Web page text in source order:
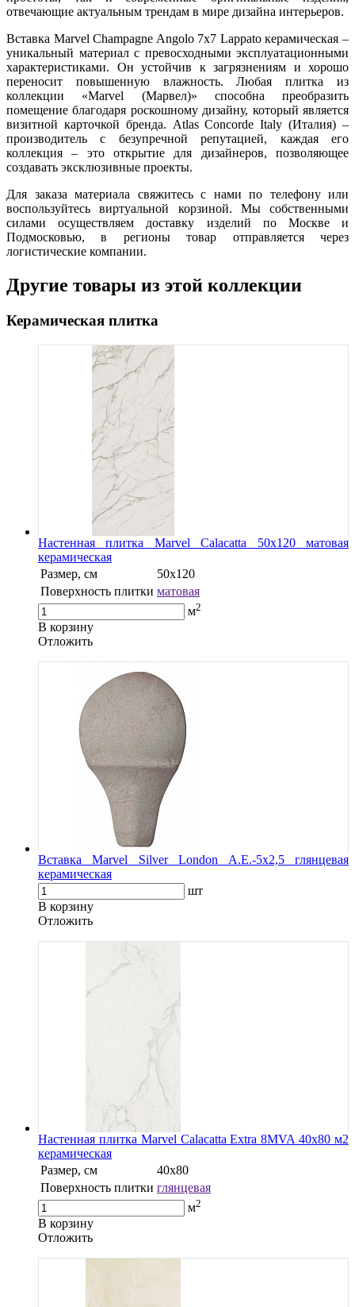
отвечающие актуальным трендам в мире дизайна интерьеров.
Вставка Marvel Champagne Angolo 7x7 Lappato керамическая –
уникальный материал с превосходными эксплуатационными
характеристиками. Он устойчив к загрязнениям и хорошо
переносит повышенную влажность. Любая плитка из
коллекции «Marvel (Марвел)» способна преобразить
помещение благодаря роскошному дизайну, который является
визитной карточкой бренда. Atlas Concorde Italy (Италия) –
производитель с безупречной репутацией, каждая его
коллекция – это открытие для дизайнеров, позволяющее
создавать эксклюзивные проекты.
Для заказа материала свяжитесь с нами по телефону или
воспользуйтесь виртуальной корзиной. Мы собственными
силами осуществляем доставку изделий по Москве и
Подмосковью, в регионы товар отправляется через
логистические компании.
Другие товары из этой коллекции
Керамическая плитка
Настенная плитка Marvel Calacatta 50x120 матовая
керамическая
Размер, см
50x120
Поверхность плитки матовая
м2
В корзину
Oтложить
Вставка Marvel Silver London A.E.-5x2,5 глянцевая
керамическая
шт
В корзину
Oтложить
Настенная плитка Marvel Calacatta Extra 8MVA 40x80 м2
керамическая
Размер, см
40х80
Поверхность плитки глянцевая
м2
В корзину
Oтложить